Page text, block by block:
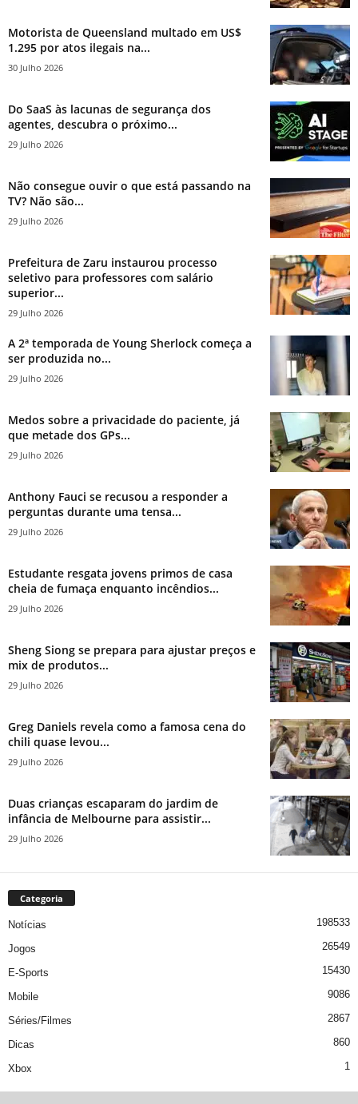
Motorista de Queensland multado em US$
1.295 por atos ilegais na...
30 Julho 2026
Do SaaS às lacunas de segurança dos
agentes, descubra o próximo...
29 Julho 2026
Não consegue ouvir o que está passando na
TV? Não são...
29 Julho 2026
Prefeitura de Zaru instaurou processo
seletivo para professores com salário
superior...
29 Julho 2026
A 2ª temporada de Young Sherlock começa a
ser produzida no...
29 Julho 2026
Medos sobre a privacidade do paciente, já
que metade dos GPs...
29 Julho 2026
Anthony Fauci se recusou a responder a
perguntas durante uma tensa...
29 Julho 2026
Estudante resgata jovens primos de casa
cheia de fumaça enquanto incêndios...
29 Julho 2026
Sheng Siong se prepara para ajustar preços e
mix de produtos...
29 Julho 2026
Greg Daniels revela como a famosa cena do
chili quase levou...
29 Julho 2026
Duas crianças escaparam do jardim de
infância de Melbourne para assistir...
29 Julho 2026
Categoria
Notícias 198533
Jogos 26549
E-Sports 15430
Mobile 9086
Séries/Filmes 2867
Dicas 860
Xbox 1